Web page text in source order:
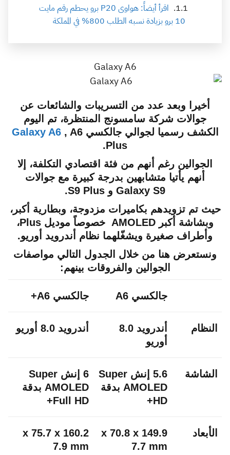
اقرأ أيضاً: هواوى P20 برو يحطم رقم مايت
10 برو بزيادة نسبه الطلب 800% في المملكة
Galaxy A6
أخيرا وبعد عدد من التسريبات والشائعات عن
جوالات شركة سامسونج المنتظرة، تم اليوم
الكشف رسميا لجوالي جالكسي
Galaxy A6, A6
Plus.
الجوالين رغم أنهم من فئة اقتصادي التكلفة، إلا
أنهم يأتيا متشابهين بدرجة كبيرة مع جوالات
Galaxy S9 و S9 Plus.
حيث تم تزويدهم بكاميرات مزدوجة، وبطارية أكبر،
وبشاشة أكبر AMOLED خصوصاً موديل Plus،
وأطراف صغيرة ويشغّلهما نظام أندرويد أوريو.
ونستعرض هنا من خلال الجدول التالي مواصفات
الجوالين والفروقات بينهم:
جالكسي A6 جالكسي A6+
النظام
أندرويد 8.0
أوريو
أندرويد 8.0 أوريو
الشاشة
5.6 إنش Super
AMOLED بدقة
HD+
6 إنش Super
AMOLED بدقة
Full HD+
الأبعاد
149.9 x 70.8 x
7.7 mm
160.2 x 75.7 x
7.9 mm